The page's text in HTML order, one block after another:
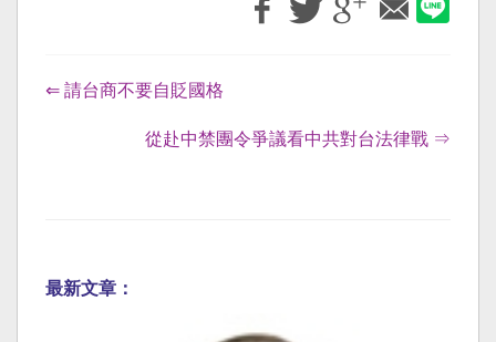
⇐ 請台商不要自貶國格
從赴中禁團令爭議看中共對台法律戰 ⇒
最新文章：